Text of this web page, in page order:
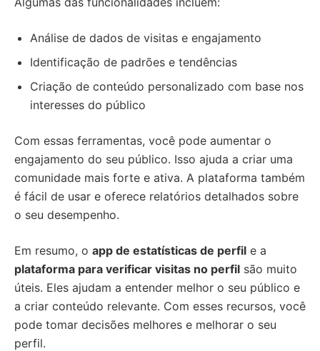
Análise de dados de visitas e engajamento
Identificação de padrões e tendências
Criação de conteúdo personalizado com base nos
interesses do público
Com essas ferramentas, você pode aumentar o
engajamento do seu público. Isso ajuda a criar uma
comunidade mais forte e ativa. A plataforma também
é fácil de usar e oferece relatórios detalhados sobre
o seu desempenho.
Em resumo, o app de estatísticas de perfil e a
plataforma para verificar visitas no perfil são muito
úteis. Eles ajudam a entender melhor o seu público e
a criar conteúdo relevante. Com esses recursos, você
pode tomar decisões melhores e melhorar o seu
perfil.